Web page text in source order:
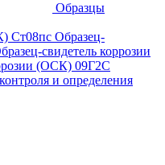
Образцы
Ст08пс Образец-
свидетель коррозии
(ОСК) 09Г2С
и определения